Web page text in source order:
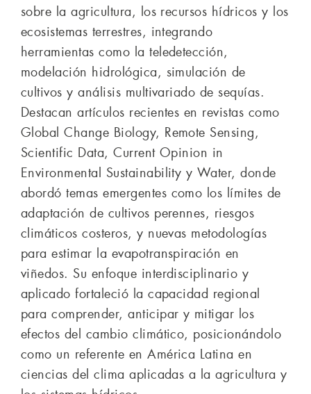
sobre la agricultura, los recursos hídricos y los
ecosistemas terrestres, integrando
herramientas como la teledetección,
modelación hidrológica, simulación de
cultivos y análisis multivariado de sequías.
Destacan artículos recientes en revistas como
Global Change Biology, Remote Sensing,
Scientific Data, Current Opinion in
Environmental Sustainability y Water, donde
abordó temas emergentes como los límites de
adaptación de cultivos perennes, riesgos
climáticos costeros, y nuevas metodologías
para estimar la evapotranspiración en
viñedos. Su enfoque interdisciplinario y
aplicado fortaleció la capacidad regional
para comprender, anticipar y mitigar los
efectos del cambio climático, posicionándolo
como un referente en América Latina en
ciencias del clima aplicadas a la agricultura y